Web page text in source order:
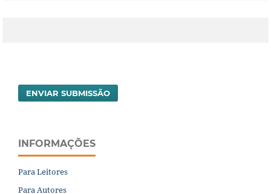
ENVIAR SUBMISSÃO
INFORMAÇÕES
Para Leitores
Para Autores